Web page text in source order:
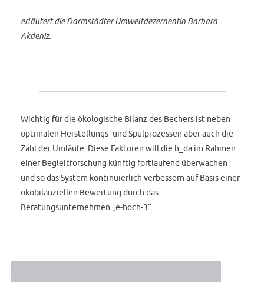
erläutert die Darmstädter Umweltdezernentin Barbara
Akdeniz.
Wichtig für die ökologische Bilanz des Bechers ist neben
optimalen Herstellungs- und Spülprozessen aber auch die
Zahl der Umläufe. Diese Faktoren will die h_da im Rahmen
einer Begleitforschung künftig fortlaufend überwachen
und so das System kontinuierlich verbessern auf Basis einer
ökobilanziellen Bewertung durch das
Beratungsunternehmen „e-hoch-3“.